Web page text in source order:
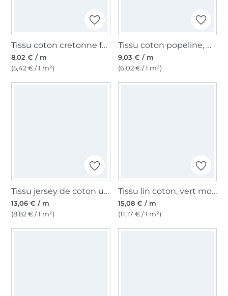
Tissu coton cretonne fanion, blanc
8,02 € / m
(5,42 € / 1 m²)
Tissu coton popeline, moutarde
9,03 € / m
(6,02 € / 1 m²)
Tissu jersey de coton uni, orange
13,06 € / m
(8,82 € / 1 m²)
Tissu lin coton, vert mousse
15,08 € / m
(11,17 € / 1 m²)